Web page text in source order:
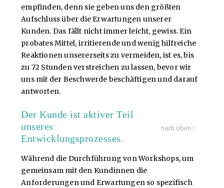
empfinden, denn sie geben uns den größten
Aufschluss über die Erwartungen unserer
Kunden. Das fällt nicht immer leicht, gewiss. Ein
probates Mittel, irritierende und wenig hilfreiche
Reaktionen unsererseits zu vermeiden, ist es, bis
zu 72 Stunden verstreichen zu lassen, bevor wir
uns mit der Beschwerde beschäftigen und darauf
antworten.
Der Kunde ist aktiver Teil
unseres
Entwicklungsprozesses.
nach oben ↑
Während die Durchführung von Workshops, um
gemeinsam mit den Kundinnen die
Anforderungen und Erwartungen so spezifisch